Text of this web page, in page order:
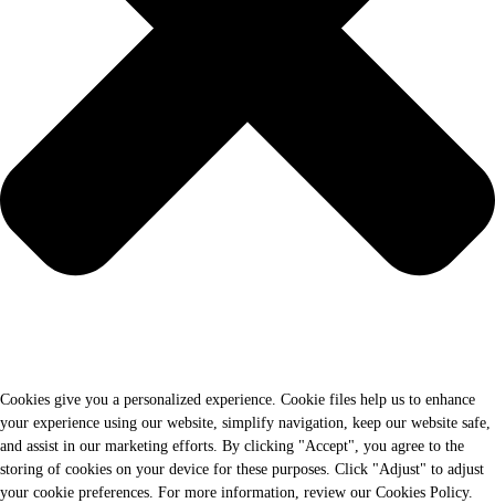
Cookies give you a personalized experience. Cookie files help us to enhance
your experience using our website, simplify navigation, keep our website safe,
and assist in our marketing efforts. By clicking "Accept", you agree to the
storing of cookies on your device for these purposes. Click "Adjust" to adjust
your cookie preferences. For more information, review our Cookies Policy.